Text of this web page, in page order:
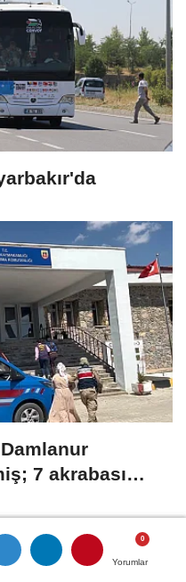
Yorumlar
Yorumlar
Yorumlar
7 akrabası